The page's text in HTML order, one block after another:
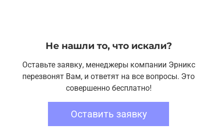
Не нашли то, что искали?
Оставьте заявку, менеджеры компании Эрникс
перезвонят Вам, и ответят на все вопросы. Это
совершенно бесплатно!
Оставить заявку